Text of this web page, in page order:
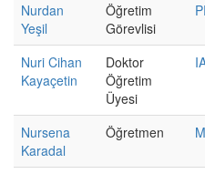
Nurdan
Yeşil
Öğretim
Görevlisi
Nuri Cihan
Kayaçetin
Doktor
Öğretim
Üyesi
Nursena
Karadal
Öğretmen